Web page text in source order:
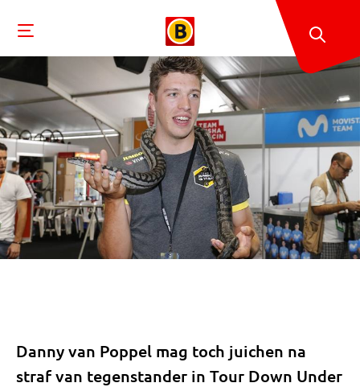
Danny van Poppel mag toch juichen na
straf van tegenstander in Tour Down Under